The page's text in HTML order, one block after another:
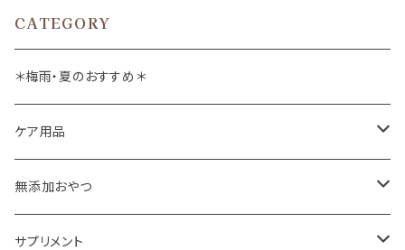
CATEGORY
＊梅雨・夏のおすすめ＊
ケア用品
肉球バーム
ドッグソープ
無添加おやつ
お肉
サプリメント